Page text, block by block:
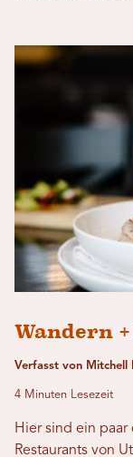
Wandern
Verfasst von Mitchell
4 Minuten Lesezeit
Hier sind ein
Restaurants von